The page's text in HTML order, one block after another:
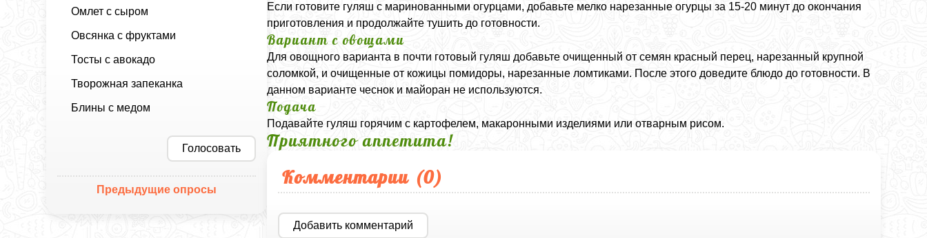
Омлет с сыром
Овсянка с фруктами
Тосты с авокадо
Творожная запеканка
Блины с медом
Голосовать
Предыдущие опросы
Если готовите гуляш с маринованными огурцами, добавьте мелко нарезанные огурцы за 15-20 минут до окончания
приготовления и продолжайте тушить до готовности.
Вариант с овощами
Для овощного варианта в почти готовый гуляш добавьте очищенный от семян красный перец, нарезанный крупной
соломкой, и очищенные от кожицы помидоры, нарезанные ломтиками. После этого доведите блюдо до готовности. В
данном варианте чеснок и майоран не используются.
Подача
Подавайте гуляш горячим с картофелем, макаронными изделиями или отварным рисом.
Приятного аппетита!
Комментарии (0)
Добавить комментарий